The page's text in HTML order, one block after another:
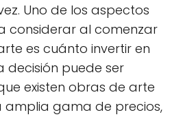
Uno de los aspectos
considerar al comenzar
es cuánto invertir en
decisión puede ser
existen obras de arte
amplia gama de precios,